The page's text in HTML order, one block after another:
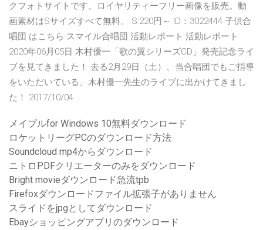
クフォトサイトです。ロイヤリティーフリー画像を販売。動
画素材はSサイズすべて無料。 S:220円～ ID：3022444 子供合
唱団 はこちら スマイル合唱団 活動レポート 活動レポート
2020年06月05日 木村優一「歌の翼シリーズCD」発売記念ライ
ブを見てきました！ 去る2月29日（土）、当合唱団でもご指導
をいただいている、木村優一先生のライブに出かけてきまし
た！ 2017/10/04
メイプルfor Windows 10無料ダウンロード
ロケットリーグPCのダウンロード方法
Soundcloud mp4からダウンロード
ニトロPDFクリエーターのみをダウンロード
Bright movieダウンロード急流tpb
Firefoxダウンロードファイル拡張子がありません
スライドをjpgとしてダウンロード
Ebayショッピングアプリのダウンロード